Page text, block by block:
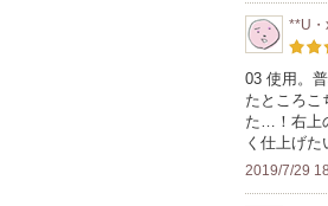
**U
03 使用。
たところこ
た…！右上
く仕上げ
2019/7/29